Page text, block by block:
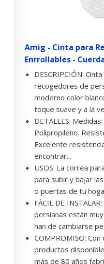
Amig - Cinta para
Enrrollables -
DESCRIPCIÓN:
recogedores de
moderno color
toque suave y a la
DETALLES:
Polipropileno.
Excelente
encontrar...
USOS: La correa
para subir y bajar
o puertas de tu
FÁCIL DE
persianas están
han de cambiarse
COMPROMISO:
productos
más de 80 años